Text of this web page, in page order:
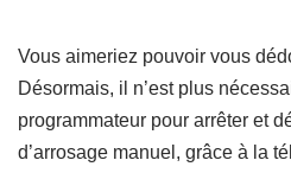
Vous aimeriez pouvoir vous
Désormais, il n’est plus
programmateur pour arrêter et
d’arrosage manuel, grâce à la